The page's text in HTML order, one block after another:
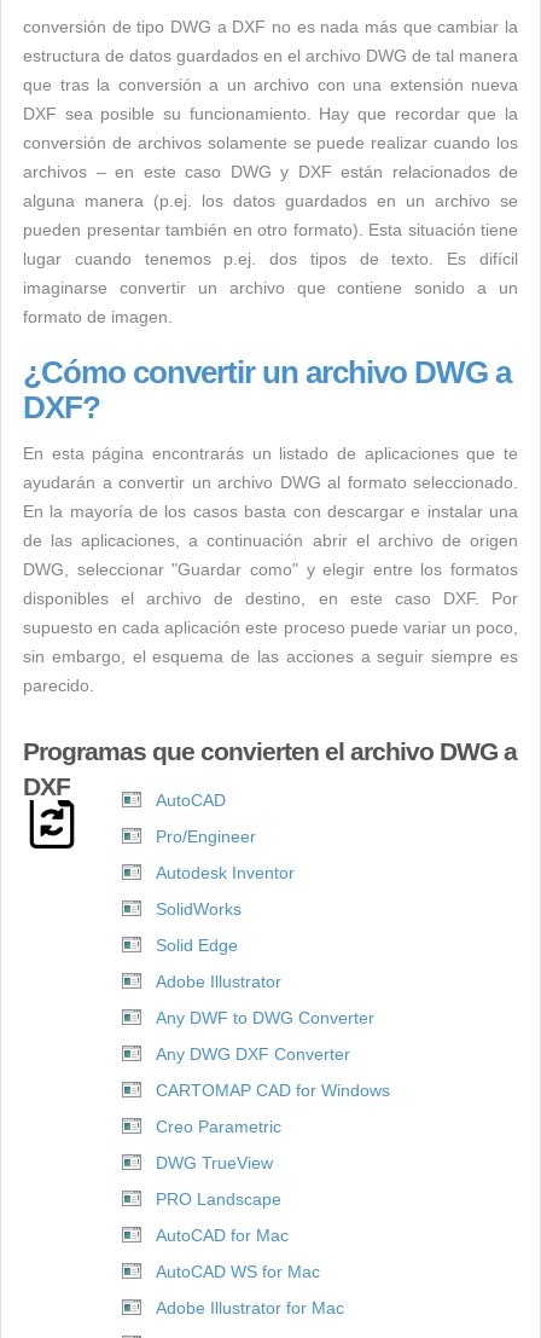
conversión de tipo DWG a DXF no es nada más que cambiar la
estructura de datos guardados en el archivo DWG de tal manera
que tras la conversión a un archivo con una extensión nueva
DXF sea posible su funcionamiento. Hay que recordar que la
conversión de archivos solamente se puede realizar cuando los
archivos – en este caso DWG y DXF están relacionados de
alguna manera (p.ej. los datos guardados en un archivo se
pueden presentar también en otro formato). Esta situación tiene
lugar cuando tenemos p.ej. dos tipos de texto. Es difícil
imaginarse convertir un archivo que contiene sonido a un
formato de imagen.
¿Cómo convertir un archivo DWG a
DXF?
En esta página encontrarás un listado de aplicaciones que te
ayudarán a convertir un archivo DWG al formato seleccionado.
En la mayoría de los casos basta con descargar e instalar una
de las aplicaciones, a continuación abrir el archivo de origen
DWG, seleccionar "Guardar como" y elegir entre los formatos
disponibles el archivo de destino, en este caso DXF. Por
supuesto en cada aplicación este proceso puede variar un poco,
sin embargo, el esquema de las acciones a seguir siempre es
parecido.
Programas que convierten el archivo DWG a
DXF
AutoCAD
Pro/Engineer
Autodesk Inventor
SolidWorks
Solid Edge
Adobe Illustrator
Any DWF to DWG Converter
Any DWG DXF Converter
CARTOMAP CAD for Windows
Creo Parametric
DWG TrueView
PRO Landscape
AutoCAD for Mac
AutoCAD WS for Mac
Adobe Illustrator for Mac